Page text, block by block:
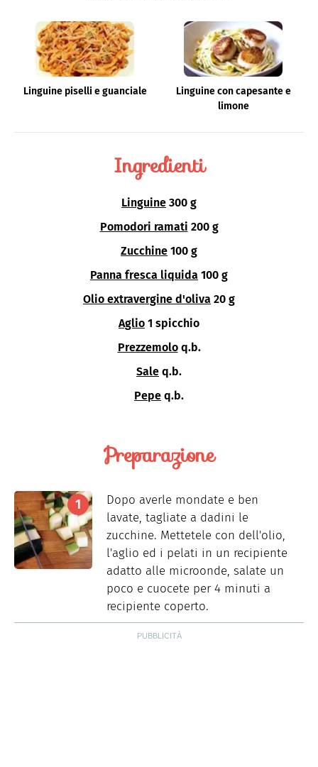
Linguine piselli e guanciale
Linguine con capesante e
limone
Ingredienti
Linguine 300 g
Pomodori ramati 200 g
Zucchine 100 g
Panna fresca liquida 100 g
Olio extravergine d'oliva 20 g
Aglio 1 spicchio
Prezzemolo q.b.
Sale q.b.
Pepe q.b.
Preparazione
Dopo averle mondate e ben
lavate, tagliate a dadini le
zucchine. Mettetele con dell'olio,
l'aglio ed i pelati in un recipiente
adatto alle microonde, salate un
poco e cuocete per 4 minuti a
recipiente coperto.